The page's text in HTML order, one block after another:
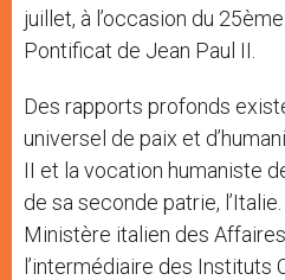
juillet, à l’occasion du
Pontificat de Jean Paul II.
Des rapports profonds
universel de paix et
II et la vocation humaniste
de sa seconde patrie,
Ministère italien des
l’intermédiaire des Instituts